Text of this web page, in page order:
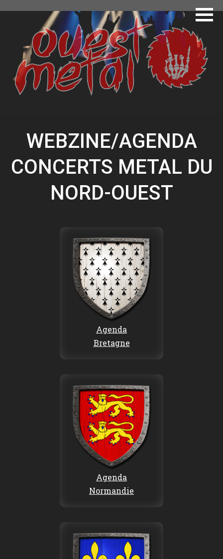
contenu
WEBZINE/AGENDA
CONCERTS METAL DU
NORD-OUEST
Agenda
Bretagne
Agenda
Normandie